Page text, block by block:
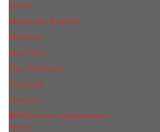
Lanvin
Marina De Bourbon
Moschino
Nina Ricci
Paco Rabanne
Trussardi
Versace
Женская парфюмерия
Ajmal